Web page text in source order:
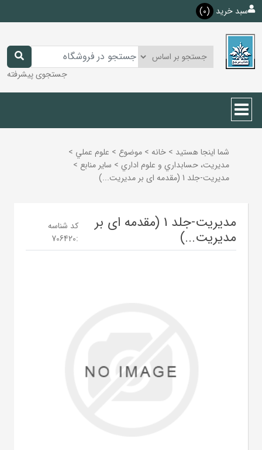
سبد خرید (0)
جستجوی پیشرفته
شما اینجا هستید > خانه > موضوع > علوم عملي >
مديريت، حسابداري و علوم اداري > ساير منابع >
مدیریت-جلد 1 (مقدمه ای بر مدیریت...)
مدیریت-جلد 1 (مقدمه ای بر
مدیریت...)
کد شناسه
:
706420